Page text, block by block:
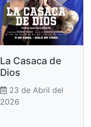
La Casaca de
Dios
23 de Abril del
2026